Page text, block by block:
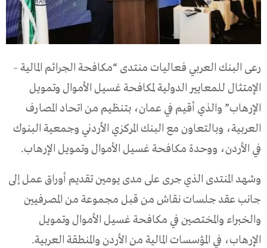
رعى البنك العربي فعاليات منتدى “مكافحة الجرائم المالية –
الإمتثال للمعايير الدوليةلمكافحةغسيل الأموال وتمويل
الإرهاب” والذي أقيم في عمان، بتنظيم من اتحاد المصارف
العربية، وبالتعاون مع البنك المركزي الأردني وجمعية البنوك
في الأردن، ووحدة مكافحةغسيل الأموال وتمويل الإرهاب.
وشهد المنتدى الذيجرى على مدى يومينتقديم أوراقعملإلى
جانبعقدجلساتنقاش من قبل مجموعة من المصرفيين
والخبراء والمختصين في مكافحةغسيل الأموال وتمويل
الإرهاب، في المؤسسات المالية من الأردن والمنطقة العربية.